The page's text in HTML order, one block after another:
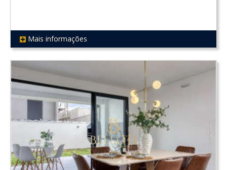
REF 127
Mais informações